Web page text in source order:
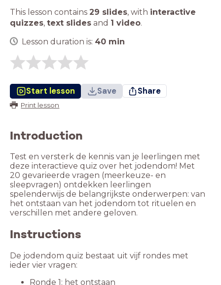
This lesson contains 29 slides, with interactive
quizzes, text slides and 1 video.
Lesson duration is: 40 min
Start lesson Save Share
Print lesson
Introduction
Test en versterk de kennis van je leerlingen met
deze interactieve quiz over het jodendom! Met
20 gevarieerde vragen (meerkeuze- en
sleepvragen) ontdekken leerlingen
spelenderwijs de belangrijkste onderwerpen: van
het ontstaan van het jodendom tot rituelen en
verschillen met andere geloven.
Instructions
De jodendom quiz bestaat uit vijf rondes met
ieder vier vragen:
Ronde 1: het ontstaan